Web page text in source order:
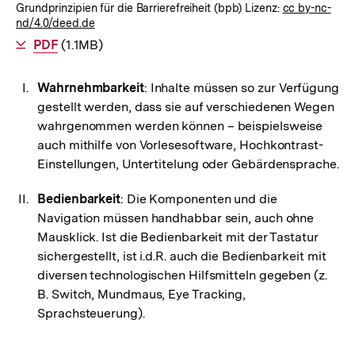
Grundprinzipien für die Barrierefreiheit (bpb) Lizenz: cc by-nc-
nd/4.0/deed.de
Als
PDFherunterladen
(1.1MB)
Wahrnehmbarkeit: Inhalte müssen so zur Verfügung
gestellt werden, dass sie auf verschiedenen Wegen
wahrgenommen werden können – beispielsweise
auch mithilfe von Vorlesesoftware, Hochkontrast-
Einstellungen, Untertitelung oder Gebärdensprache.
Bedienbarkeit: Die Komponenten und die
Navigation müssen handhabbar sein, auch ohne
Mausklick. Ist die Bedienbarkeit mit der Tastatur
sichergestellt, ist i.d.R. auch die Bedienbarkeit mit
diversen technologischen Hilfsmitteln gegeben (z.
B. Switch, Mundmaus, Eye Tracking,
Sprachsteuerung).